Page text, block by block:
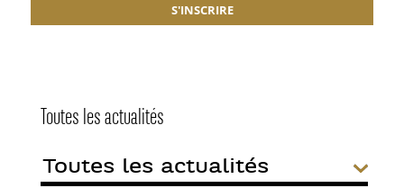
S'INSCRIRE
Toutes les actualités